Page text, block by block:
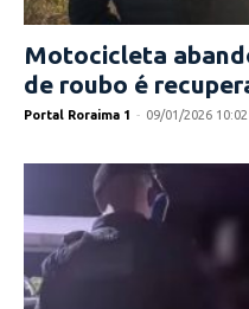
Motocicleta
de roubo é
Portal Roraima 1 - 09/01/2026 10:02